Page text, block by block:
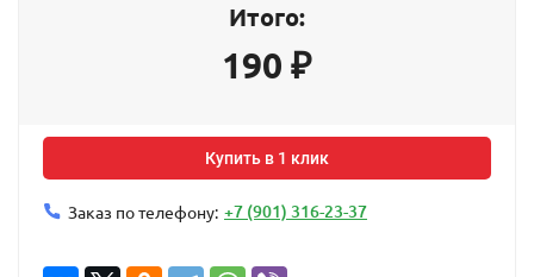
Итого:
190 ₽
Купить в 1 клик
Заказ по телефону: +7 (901) 316-23-37